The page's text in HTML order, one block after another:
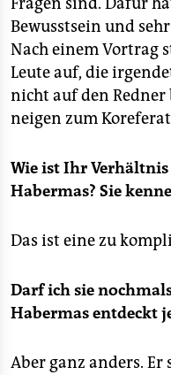
Bewusstsein und
Nach einem Vortrag
Leute auf, die
nicht auf den Redner
neigen zum
Wie ist Ihr
Habermas? Sie
Das ist eine zu
Darf ich sie
Habermas entdeckt
Aber ganz anders.